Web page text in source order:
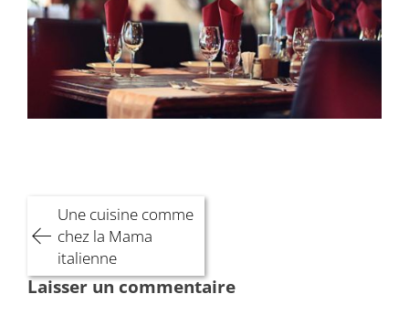
Navigation
de
l’article
Une cuisine comme
chez la Mama
italienne
Laisser un commentaire